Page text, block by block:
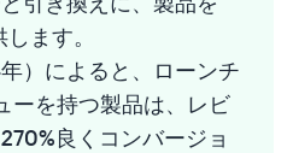
ます。
）によると、ローンチ
ーを持つ製品は、レビ
良くコンバージョ